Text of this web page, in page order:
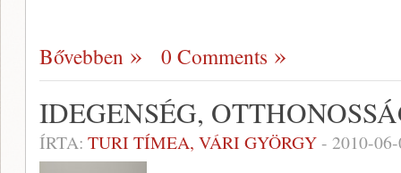
Bővebben 0 Comments
IDEGENSÉG,
ÍRTA: TURI TÍMEA, VÁRI GYÖRGY- 2010-